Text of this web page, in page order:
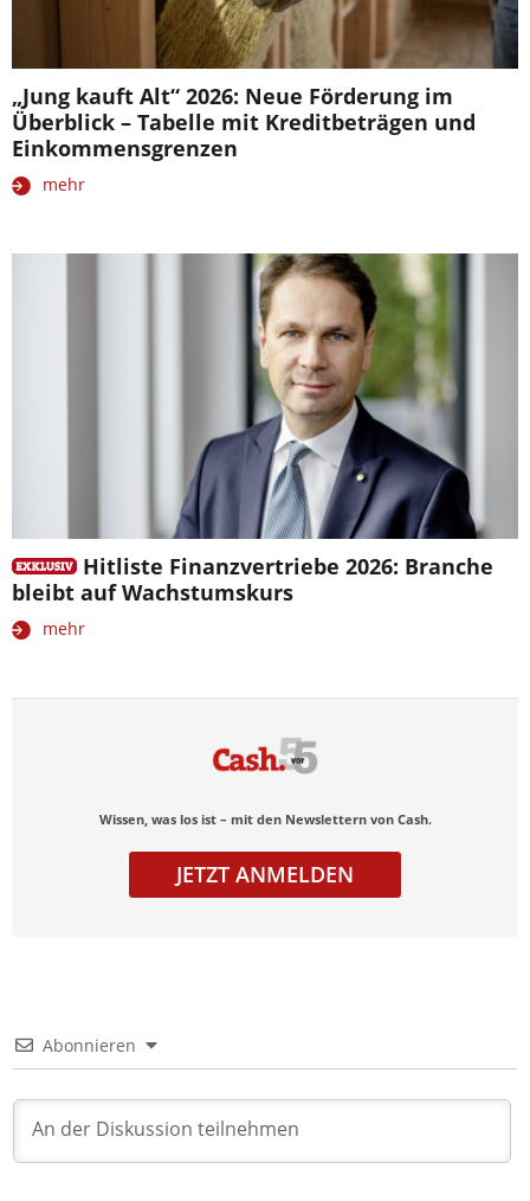
„Jung kauft Alt“ 2026: Neue Förderung im
Überblick – Tabelle mit Kreditbeträgen und
Einkommensgrenzen
mehr
Hitliste Finanzvertriebe 2026: Branche
bleibt auf Wachstumskurs
mehr
Wissen, was los ist – mit den Newslettern von Cash.
JETZT ANMELDEN
Abonnieren